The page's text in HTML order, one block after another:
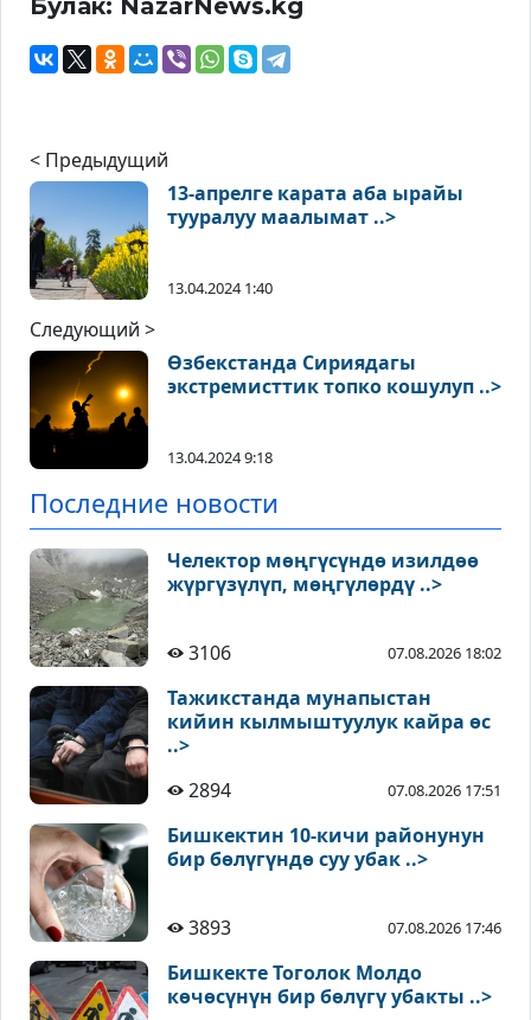
Булак: NazarNews.kg
< Предыдущий
13-апрелге карата аба ырайы
тууралуу маалымат ..>
13.04.2024 1:40
Следующий >
Өзбекстанда Сириядагы
экстремисттик топко кошулуп ..>
13.04.2024 9:18
Последние новости
Челектор мөңгүсүндө изилдөө
жүргүзүлүп, мөңгүлөрдү ..>
3106 07.08.2026 18:02
Тажикстанда мунапыстан
кийин кылмыштуулук кайра өс
..>
2894
07.08.2026 17:51
Бишкектин 10-кичи районунун
бир бөлүгүндө суу убак ..>
3893 07.08.2026 17:46
Бишкекте Тоголок Молдо
көчөсүнүн бир бөлүгү убакты ..>